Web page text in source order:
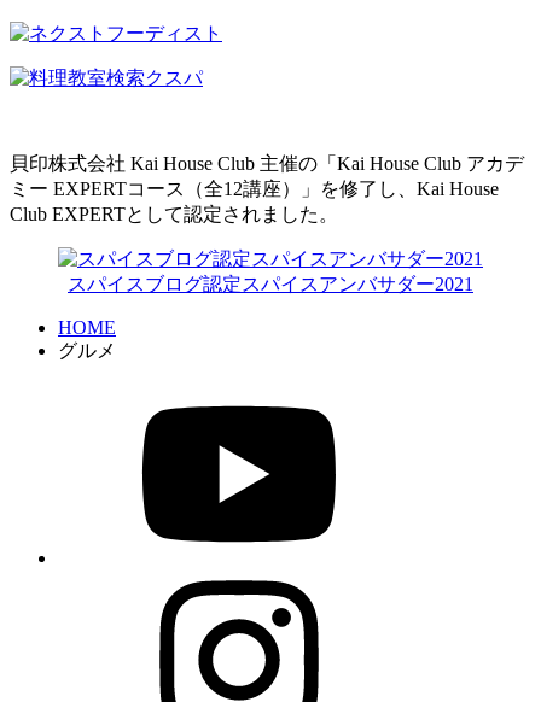
貝印株式会社 Kai House Club 主催の「Kai House Club アカデ
ミー EXPERTコース（全12講座）」を修了し、Kai House
Club EXPERTとして認定されました。
スパイスブログ認定スパイスアンバサダー2021
HOME
グルメ